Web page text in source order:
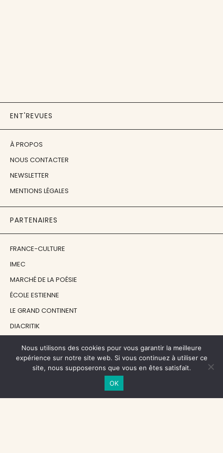
ENT'REVUES
À PROPOS
NOUS CONTACTER
NEWSLETTER
MENTIONS LÉGALES
PARTENAIRES
FRANCE-CULTURE
IMEC
MARCHÉ DE LA POÉSIE
ÉCOLE ESTIENNE
LE GRAND CONTINENT
DIACRITIK
NOS SOUTIENS
CENTRE NATIONAL DU LIVRE
Nous utilisons des cookies pour vous garantir la meilleure
expérience sur notre site web. Si vous continuez à utiliser ce
site, nous supposerons que vous en êtes satisfait.
OK